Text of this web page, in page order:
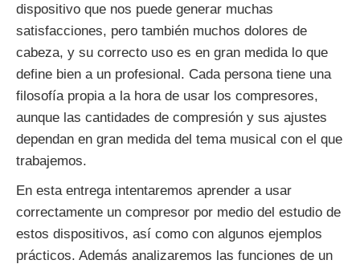
dispositivo que nos puede generar muchas
satisfacciones, pero también muchos dolores de
cabeza, y su correcto uso es en gran medida lo que
define bien a un profesional. Cada persona tiene una
filosofía propia a la hora de usar los compresores,
aunque las cantidades de compresión y sus ajustes
dependan en gran medida del tema musical con el que
trabajemos.
En esta entrega intentaremos aprender a usar
correctamente un compresor por medio del estudio de
estos dispositivos, así como con algunos ejemplos
prácticos. Además analizaremos las funciones de un